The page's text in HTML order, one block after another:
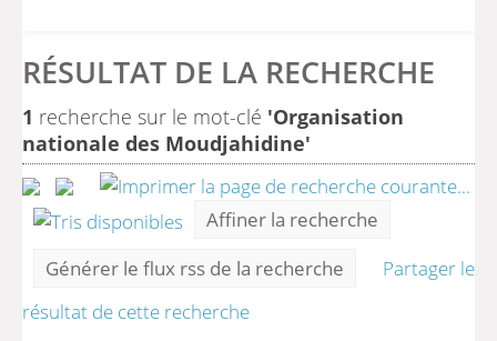
RÉSULTAT DE LA RECHERCHE
1 recherche sur le mot-clé 'Organisation
nationale des Moudjahidine'
Affiner la recherche
Générer le flux rss de la recherche
Partager le
résultat de cette recherche